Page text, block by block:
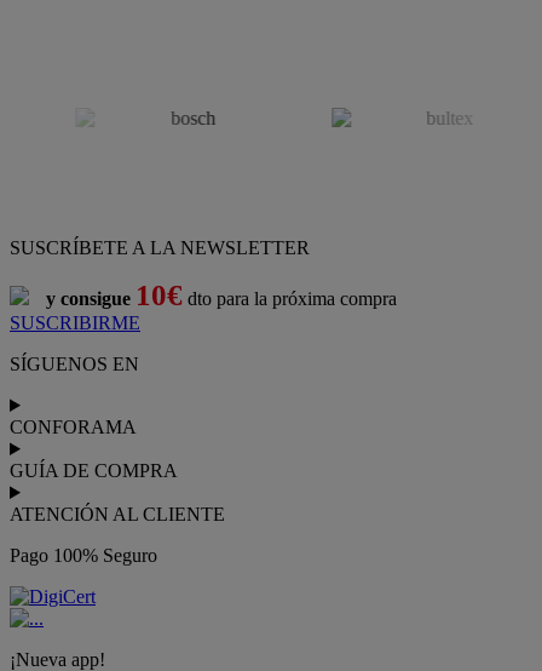
SUSCRÍBETE A LA NEWSLETTER
y consigue 10€ dto para la próxima compra
SUSCRIBIRME
SÍGUENOS EN
CONFORAMA
GUÍA DE COMPRA
ATENCIÓN AL CLIENTE
Pago 100% Seguro
¡Nueva app!